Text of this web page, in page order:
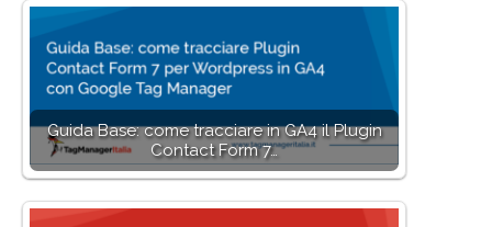
Guida Base: come tracciare in GA4 il Plugin
Contact Form 7…